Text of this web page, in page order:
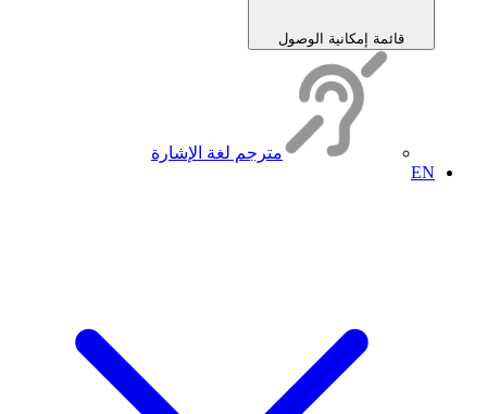
قائمة إمكانية الوصول
مترجم لغة الإشارة
EN